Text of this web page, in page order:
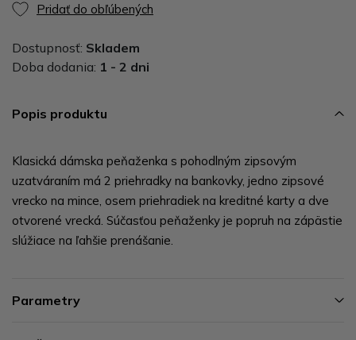
Pridať do obľúbených
Dostupnosť: Skladem
Doba dodania: 1 - 2 dni
Popis produktu
Klasická dámska peňaženka s pohodlným zipsovým
uzatváraním má 2 priehradky na bankovky, jedno zipsové
vrecko na mince, osem priehradiek na kreditné karty a dve
otvorené vrecká. Súčasťou peňaženky je popruh na zápästie
slúžiace na ľahšie prenášanie.
Parametry